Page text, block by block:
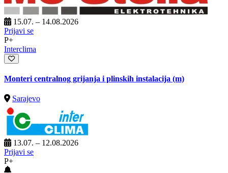
15.07. – 14.08.2026
Prijavi se
P+
Interclima
Monteri centralnog grijanja i plinskih instalacija (m)
Sarajevo
13.07. – 12.08.2026
Prijavi se
P+